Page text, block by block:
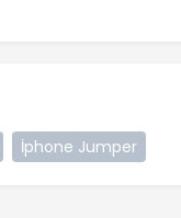
İphone Jumper